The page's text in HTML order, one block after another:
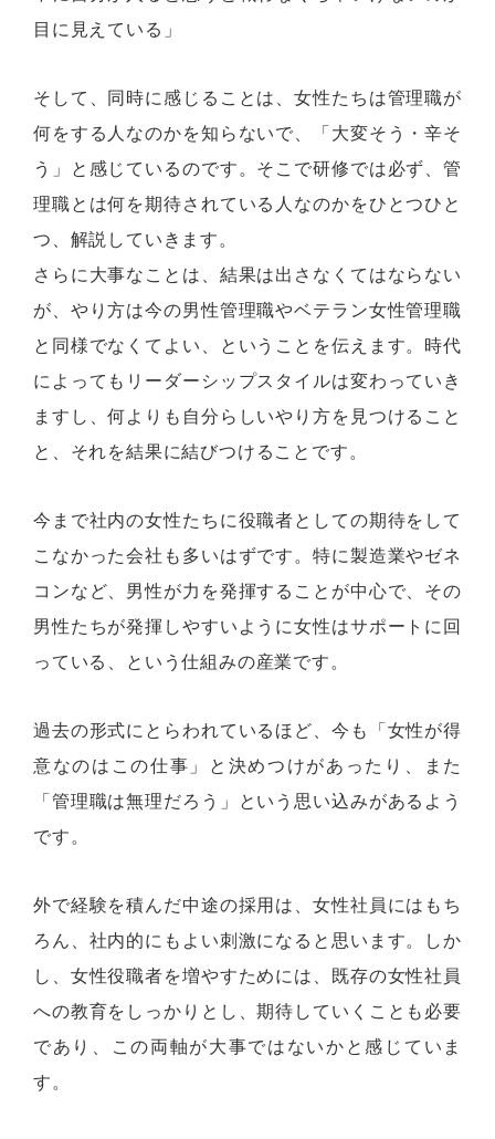
目に見えている」
そして、同時に感じることは、女性たちは管理職が
何をする人なのかを知らないで、「大変そう・辛そ
う」と感じているのです。そこで研修では必ず、管
理職とは何を期待されている人なのかをひとつひと
つ、解説していきます。
さらに大事なことは、結果は出さなくてはならない
が、やり方は今の男性管理職やベテラン女性管理職
と同様でなくてよい、ということを伝えます。時代
によってもリーダーシップスタイルは変わっていき
ますし、何よりも自分らしいやり方を見つけること
と、それを結果に結びつけることです。
今まで社内の女性たちに役職者としての期待をして
こなかった会社も多いはずです。特に製造業やゼネ
コンなど、男性が力を発揮することが中心で、その
男性たちが発揮しやすいように女性はサポートに回
っている、という仕組みの産業です。
過去の形式にとらわれているほど、今も「女性が得
意なのはこの仕事」と決めつけがあったり、また
「管理職は無理だろう」という思い込みがあるよう
です。
外で経験を積んだ中途の採用は、女性社員にはもち
ろん、社内的にもよい刺激になると思います。しか
し、女性役職者を増やすためには、既存の女性社員
への教育をしっかりとし、期待していくことも必要
であり、この両軸が大事ではないかと感じていま
す。